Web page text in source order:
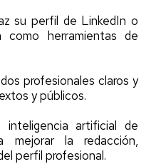
su perfil de LinkedIn o
herramientas de
profesionales claros y
y públicos.
artificial de
mejorar la redacción,
perfil profesional.